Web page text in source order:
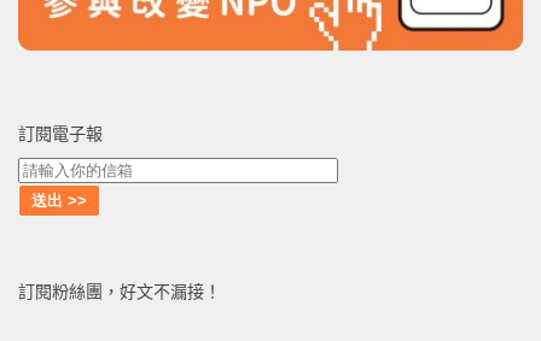
訂閱電子報
訂閱粉絲團，好文不漏接！